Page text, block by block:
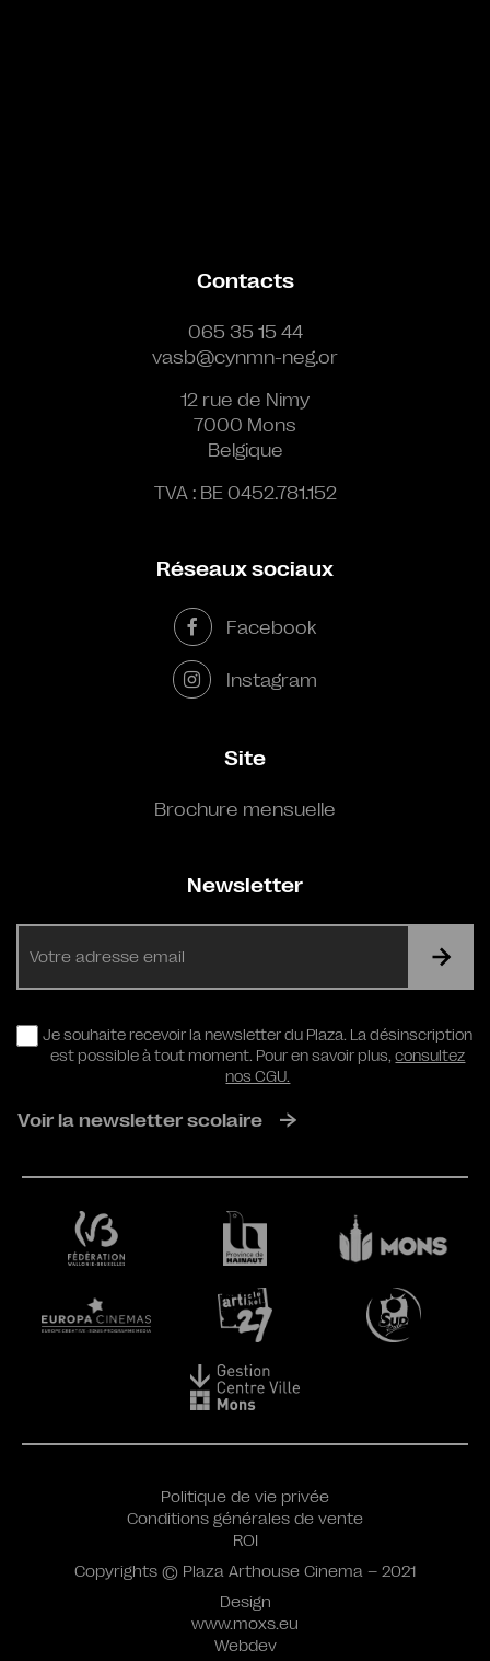
Contacts
065 35 15 44
vasb@cynmn-neg.or
12 rue de Nimy
7000 Mons
Belgique
TVA : BE 0452.781.152
Réseaux sociaux
Facebook
Instagram
Site
Brochure mensuelle
Newsletter
RGPD
Je souhaite recevoir la newsletter du Plaza. La désinscription
est possible à tout moment. Pour en savoir plus,consultez
nos CGU.
Voir la newsletter scolaire
Design
www.moxs.eu
Webdev
Politique de vie privée
Conditions générales de vente
ROI
Copyrights © Plaza Arthouse Cinema – 2021